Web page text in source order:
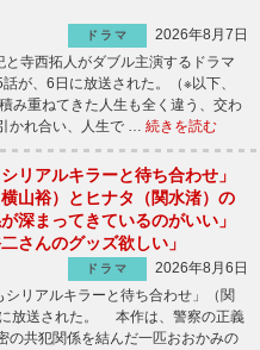
ドラマ
2026年8月7日
寺西拓人がダブル主演するドラマ
が、6日に放送された。（※以下、
重ねてきた人生も全く違う、交わ
かれ合い、人生で … 続きを読む
シリアルキラーと待ち合わせ」
横山裕）とヒナタ（関水渚）の
深まってきているのがいい」
二さんのグッズ欲しい」
ドラマ
2026年8月6日
リアルキラーと待ち合わせ」（関
放送された。 本作は、警察の正義
の共犯関係を結んだ一匹おおかみの